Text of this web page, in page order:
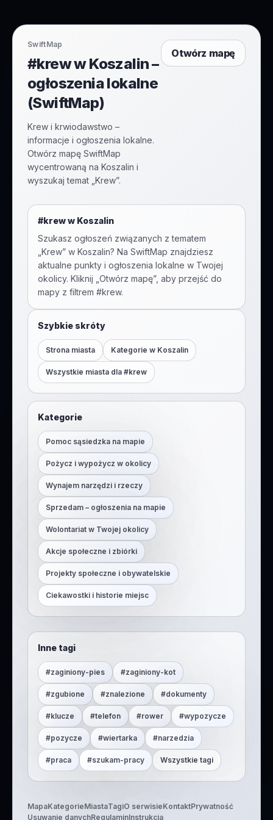
SwiftMap
#krew w Koszalin –
ogłoszenia lokalne
(SwiftMap)
Krew i krwiodawstwo –
informacje i ogłoszenia lokalne.
Otwórz mapę SwiftMap
wycentrowaną na Koszalin i
wyszukaj temat „Krew”.
Otwórz mapę
#kreww Koszalin
Szukasz ogłoszeń związanych z tematem
Krew” w Koszalin? Na SwiftMap znajdziesz
aktualne punkty i ogłoszenia lokalne w Twojej
okolicy. Kliknij „Otwórz mapę”, aby przejść do
mapy z filtrem #krew.
Szybkie skróty
Strona miasta Kategorie w Koszalin
Wszystkie miasta dla #krew
Kategorie
Pomoc sąsiedzka na mapie
Pożycz i wypożycz w okolicy
Wynajem narzędzi i rzeczy
Sprzedam – ogłoszenia na mapie
Wolontariat w Twojej okolicy
Akcje społeczne i zbiórki
Projekty społeczne i obywatelskie
Ciekawostki i historie miejsc
Inne tagi
#zaginiony-pies #zaginiony-kot
#zgubione #znalezione #dokumenty
#klucze #telefon #rower #wypozycze
#pozycze #wiertarka #narzedzia
#praca #szukam-pracy Wszystkie tagi
MapaKategorieMiastaTagiO serwisieKontaktPrywatność
Usuwanie danychRegulaminInstrukcja